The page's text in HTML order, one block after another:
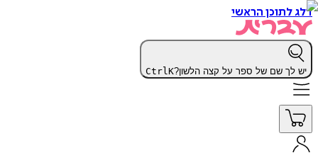
דלג לתוכן הראשי
יש לך שם של ספר על קצה הלשון? CtrlK